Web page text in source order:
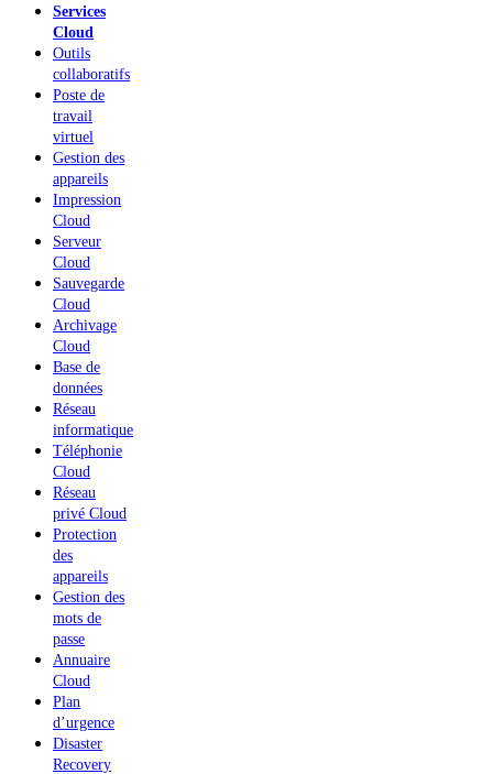
Services
Cloud
Outils
collaboratifs
Poste de
travail
virtuel
Gestion des
appareils
Impression
Cloud
Serveur
Cloud
Sauvegarde
Cloud
Archivage
Cloud
Base de
données
Réseau
informatique
Téléphonie
Cloud
Réseau
privé Cloud
Protection
des
appareils
Gestion des
mots de
passe
Annuaire
Cloud
Plan
d’urgence
Disaster
Recovery